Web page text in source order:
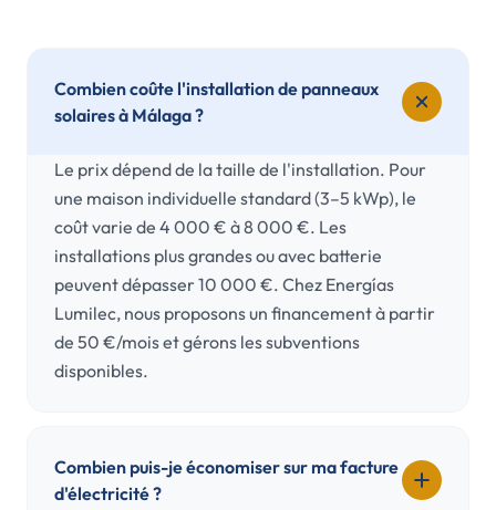
Combien coûte l'installation de panneaux
solaires à Málaga ?
Le prix dépend de la taille de l'installation. Pour
une maison individuelle standard (3–5 kWp), le
coût varie de 4 000 € à 8 000 €. Les
installations plus grandes ou avec batterie
peuvent dépasser 10 000 €. Chez Energías
Lumilec, nous proposons un financement à partir
de 50 €/mois et gérons les subventions
disponibles.
Combien puis-je économiser sur ma facture
d'électricité ?